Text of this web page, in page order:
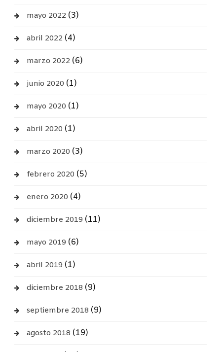
mayo 2022 (3)
abril 2022 (4)
marzo 2022 (6)
junio 2020 (1)
mayo 2020 (1)
abril 2020 (1)
marzo 2020 (3)
febrero 2020 (5)
enero 2020 (4)
diciembre 2019 (11)
mayo 2019 (6)
abril 2019 (1)
diciembre 2018 (9)
septiembre 2018 (9)
agosto 2018 (19)